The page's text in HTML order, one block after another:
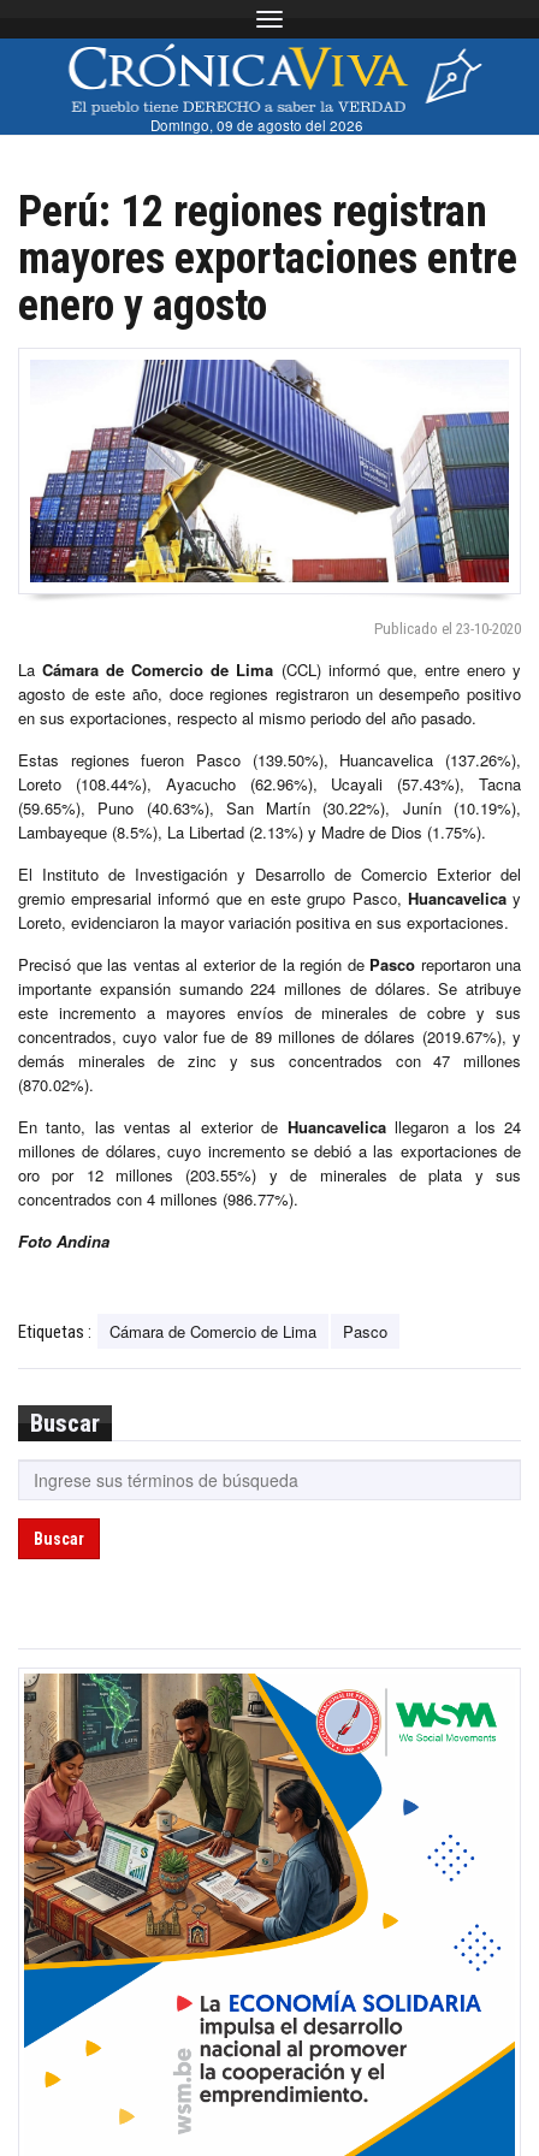
Toggle navigation
Domingo, 09 de agosto del 2026
Perú: 12 regiones registran
mayores exportaciones entre
enero y agosto
Publicado el 23-10-2020
LaCámara de Comercio de Lima (CCL) informó que, entre enero y
agosto de este año, doce regiones registraron un desempeño positivo
en sus exportaciones, respecto al mismo periodo del año pasado.
Estas regiones fueron Pasco (139.50%), Huancavelica (137.26%),
Loreto (108.44%), Ayacucho (62.96%), Ucayali (57.43%), Tacna
(59.65%), Puno (40.63%), San Martín (30.22%), Junín (10.19%),
Lambayeque (8.5%), La Libertad (2.13%) y Madre de Dios (1.75%).
El Instituto de Investigación y Desarrollo de Comercio Exterior del
gremio empresarial informó que en este grupo Pasco, Huancavelicay
Loreto, evidenciaron la mayor variación positiva en sus exportaciones.
Precisó que las ventas al exterior de la región de Pasco reportaron una
importante expansión sumando 224 millones de dólares. Se atribuye
este incremento a mayores envíos de minerales de cobre y sus
concentrados, cuyo valor fue de 89 millones de dólares (2019.67%), y
demás minerales de zinc y sus concentrados con 47 millones
(870.02%).
En tanto, las ventas al exterior de Huancavelicallegaron a los 24
millones de dólares, cuyo incremento se debió a las exportaciones de
oro por 12 millones (203.55%) y de minerales de plata y sus
concentrados con 4 millones (986.77%).
Foto Andina
Etiquetas : Cámara de Comercio de Lima Pasco
Buscar
Buscar